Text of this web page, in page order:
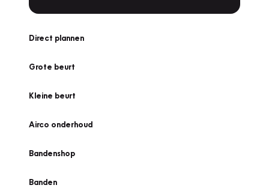
Direct plannen
Grote beurt
Kleine beurt
Airco onderhoud
Bandenshop
Banden